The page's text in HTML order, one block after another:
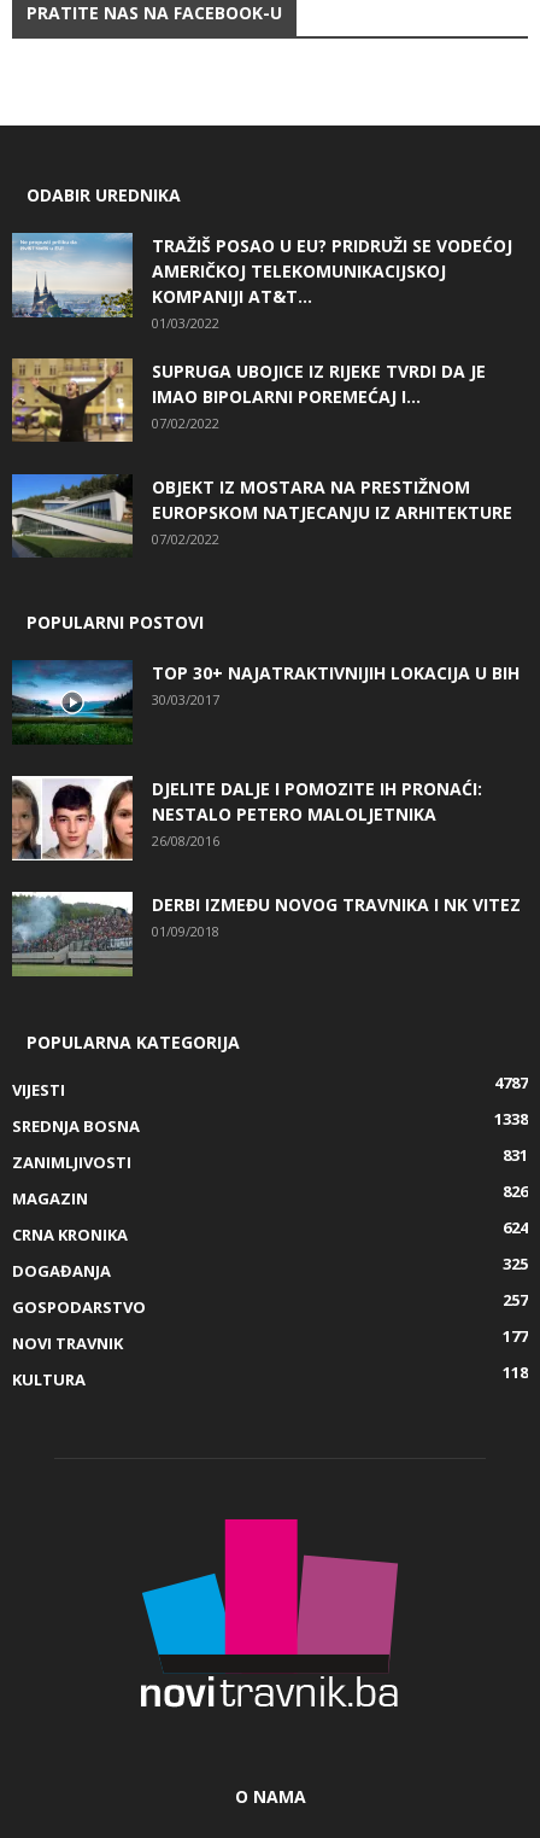
PRATITE NAS NA FACEBOOK-U
ODABIR UREDNIKA
TRAŽIŠ POSAO U EU? PRIDRUŽI SE VODEĆOJ
AMERIČKOJ TELEKOMUNIKACIJSKOJ
KOMPANIJI AT&T...
01/03/2022
SUPRUGA UBOJICE IZ RIJEKE TVRDI DA JE
IMAO BIPOLARNI POREMEĆAJ I...
07/02/2022
OBJEKT IZ MOSTARA NA PRESTIŽNOM
EUROPSKOM NATJECANJU IZ ARHITEKTURE
07/02/2022
POPULARNI POSTOVI
TOP 30+ NAJATRAKTIVNIJIH LOKACIJA U BIH
30/03/2017
DJELITE DALJE I POMOZITE IH PRONAĆI:
NESTALO PETERO MALOLJETNIKA
26/08/2016
DERBI IZMEĐU NOVOG TRAVNIKA I NK VITEZ
01/09/2018
POPULARNA KATEGORIJA
VIJESTI
4787
SREDNJA BOSNA
1338
ZANIMLJIVOSTI
831
MAGAZIN
826
CRNA KRONIKA
624
DOGAĐANJA
325
GOSPODARSTVO
257
NOVI TRAVNIK
177
KULTURA
118
O NAMA